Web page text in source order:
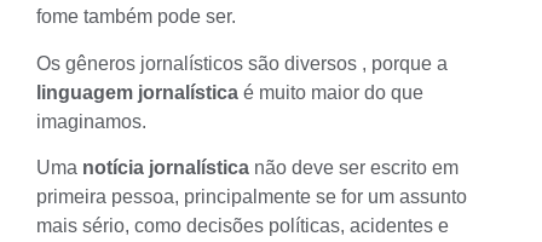
fome também pode ser.
Os gêneros jornalísticos são diversos , porque a
linguagem jornalística é muito maior do que
imaginamos.
Uma notícia jornalística não deve ser escrito em
primeira pessoa, principalmente se for um assunto
mais sério, como decisões políticas, acidentes e